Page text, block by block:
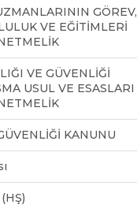
GÖREV,
VE EĞİTİMLERİ
VE GÜVENLİĞİ
USUL VE ESASLARI
KANUNU